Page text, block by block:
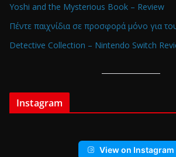
Yoshi and the Mysterious Book – Review
Πέντε παιχνίδια σε προσφορά μόνο για
Detective Collection – Nintendo Switch
Instagram
View on Instagram